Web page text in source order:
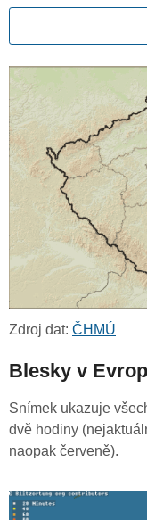
Zdroj dat: ČHMÚ
Blesky v
Snímek ukazuje
dvě hodiny
naopak červeně).